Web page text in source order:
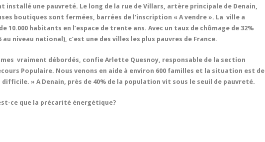
installé une pauvreté. Le long de la rue de Villars, artère principale de Denain,
boutiques sont fermées, barrées de l’inscription « A vendre ». La ville a
10.000 habitants en l’espace de trente ans. Avec un taux de chômage de 32%
au niveau national), c’est une des villes les plus pauvres de France.
vraiment débordés, confie Arlette Quesnoy, responsable de la section
Populaire. Nous venons en aide à environ 600 familles et la situation est de
difficile. » A Denain, près de 40% de la population vit sous le seuil de pauvreté.
ce que la précarité énergétique?